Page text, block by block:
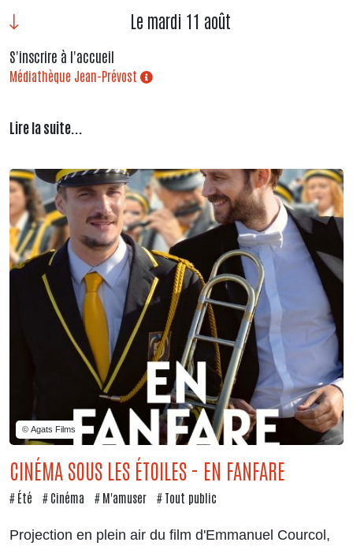
Le mardi 11 août
S'inscrire à l'accueil
Médiathèque Jean-Prévost
Lire la suite...
© Agats Films
CINÉMA SOUS LES ÉTOILES - EN FANFARE
Été Cinéma M'amuser Tout public
Projection en plein air du film d'Emmanuel Courcol,